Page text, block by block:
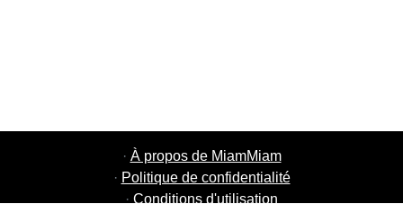
· À propos de MiamMiam
· Politique de confidentialité
· Conditions d'utilisation